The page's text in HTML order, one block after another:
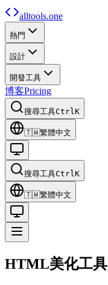
alltools.one
熱門
設計
開發工具
博客Pricing
搜尋工具CtrlK
🇹🇼繁體中文
搜尋工具CtrlK
🇹🇼繁體中文
HTML美化工具